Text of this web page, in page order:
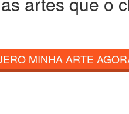
MINHA ARTE